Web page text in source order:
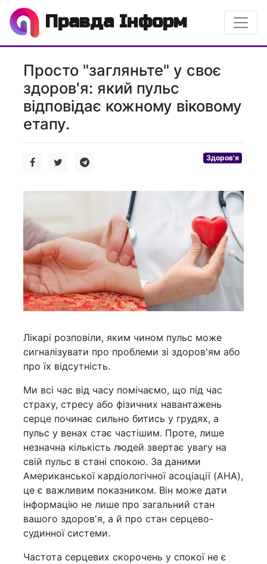
Правда Інформ
Просто "загляньте" у своє
здоров'я: який пульс
відповідає кожному віковому
етапу.
Здоров'я
Лікарі розповіли, яким чином пульс може
сигналізувати про проблеми зі здоров'ям або
про їх відсутність.
Ми всі час від часу помічаємо, що під час
страху, стресу або фізичних навантажень
серце починає сильно битись у грудях, а
пульс у венах стає частішим. Проте, лише
незначна кількість людей звертає увагу на
свій пульс в стані спокою. За даними
Американської кардіологічної асоціації (AHA),
це є важливим показником. Він може дати
інформацію не лише про загальний стан
вашого здоров'я, а й про стан серцево-
судинної системи.
Частота серцевих скорочень у спокої не є